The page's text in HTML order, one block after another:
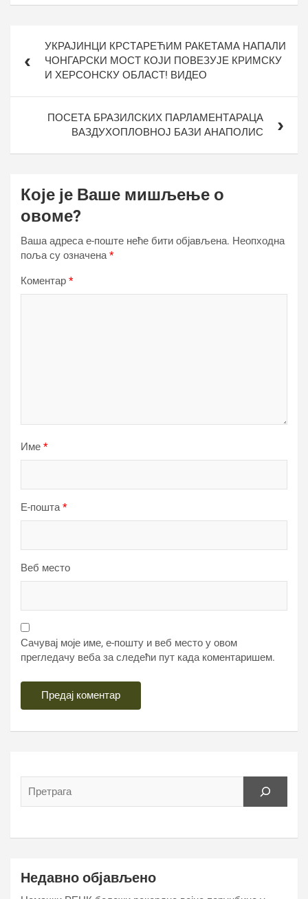
чланкаУКРАЈИНЦИ КРСТАРЕЋИМ РАКЕТАМА НАПАЛИ
ЧОНГАРСКИ МОСТ КОЈИ ПОВЕЗУЈЕ КРИМСКУ
И ХЕРСОНСКУ ОБЛАСТ! ВИДЕО
ПОСЕТА БРАЗИЛСКИХ ПАРЛАМЕНТАРАЦА
ВАЗДУХОПЛОВНОЈ БАЗИ АНАПОЛИС
Које је Ваше мишљење о
овоме?
Ваша адреса е-поште неће бити објављена. Неопходна
поља су означена*
Коментар *
Име *
Е-пошта*
Веб место
Сачувај моје име, е-пошту и веб место у овом
прегледачу веба за следећи пут када коментаришем.
Недавно објављено